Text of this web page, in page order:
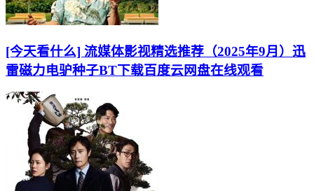
[今天看什么] 流媒体影视精选推荐（2025年9月）迅
雷磁力电驴种子BT下载百度云网盘在线观看